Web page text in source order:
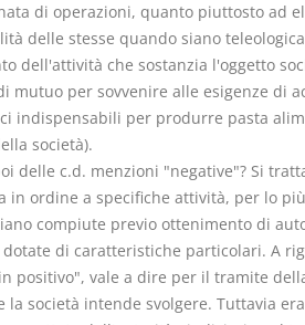
di operazioni, quanto piuttosto ad
delle stesse quando siano
dell'attività che sostanzia l'oggetto
mutuo per sovvenire alle esigenze di
indispensabili per produrre pasta
società).
delle c.d. menzioni "negative"? Si
in ordine a specifiche attività, per lo
compiute previo ottenimento di
dotate di caratteristiche particolari. A
positivo", vale a dire per il tramite
la società intende svolgere. Tuttavia